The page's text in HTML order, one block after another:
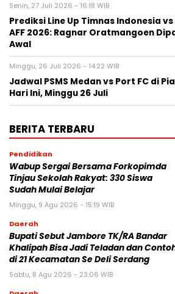
Senin, 27 Juli 2026 - 16:18 WIB
Prediksi Line Up Timnas Indonesia
AFF 2026: Ragnar Oratmangoen
Awal
Minggu, 26 Juli 2026 - 14:22 WIB
Jadwal PSMS Medan vs Port FC di
Hari Ini, Minggu 26 Juli
BERITA TERBARU
Pendidikan
Wabup Sergai Bersama Forkopimda
Tinjau Sekolah Rakyat: 330 Siswa
Sudah Mulai Belajar
Minggu, 9 Agu 2026 - 15:19 WIB
Daerah
Bupati Sebut Jambore TK/RA Bandar
Khalipah Bisa Jadi Teladan dan
di 21 Kecamatan Se Deli Serdang
Sabtu, 8 Agu 2026 - 23:06 WIB